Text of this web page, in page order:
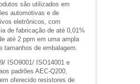
são utilizados em
automotivas e de
eletrônicos, com
de fabricação de até 0,01%
até 2 ppm em uma ampla
tamanhos de embalagem.
ISO9001/ ISO14001 e
padrões AEC-Q200,
oferecido resistores de